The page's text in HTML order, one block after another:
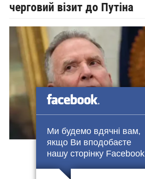
Ми будемо вдячні вам,
якщо Ви вподобаєте
нашу сторінку Facebook
черговий візит до Путіна